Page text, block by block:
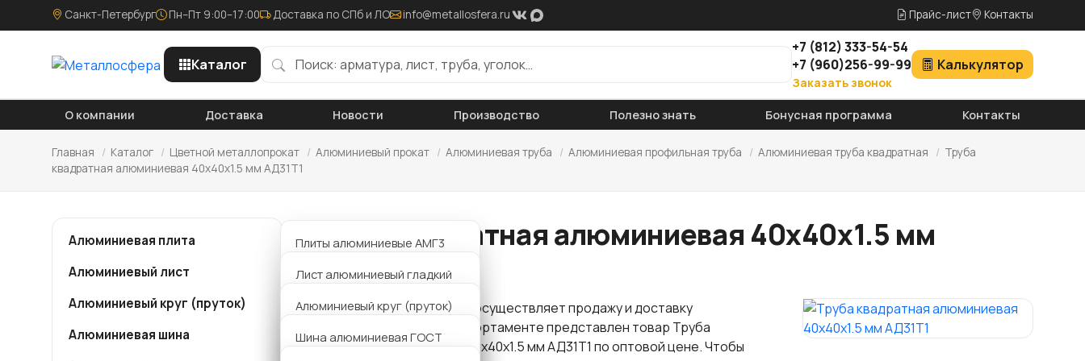
Санкт-Петербург Пн–Пт 9:00–17:00 Доставка по СПб и ЛО info@metallosfera.ru Прайс-лист Контакты
Каталог
+7 (812)333-54-54
+7 (960)256-99-99
Заказать звонок
Калькулятор
О компании Доставка Новости Производство Полезно знать Бонусная программа Контакты
Главная / Каталог / Цветной металлопрокат / Алюминиевый прокат / Алюминиевая труба / Алюминиевая профильная труба / Алюминиевая труба квадратная / Труба
квадратная алюминиевая 40х40х1.5 мм АД31Т1
Алюминиевая плита
Плиты алюминиевые АМГ3
Плиты алюминиевые АМГ6Б
Плиты алюминиевые АМЦ
Плита алюминиевая АМГ6
Алюминиевый лист
Лист алюминиевый гладкий
Лист алюминиевый рифленый
Толщина 0,5 мм
Алюминиевый круг (пруток)
Алюминиевый круг (пруток)
Алюминиевая шина
Шина алюминиевая ГОСТ
Труба квадратная алюминиевая 40х40х1.5 мм
АД31Т1
Компания "Металлосфера" осуществляет продажу и доставку
. В нашем сортаменте представлен товар Труба
квадратная алюминиевая 40х40х1.5 мм АД31Т1 по оптовой цене. Чтобы